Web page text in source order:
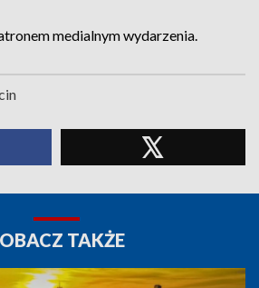
medialnym wydarzenia.
TAKŻE